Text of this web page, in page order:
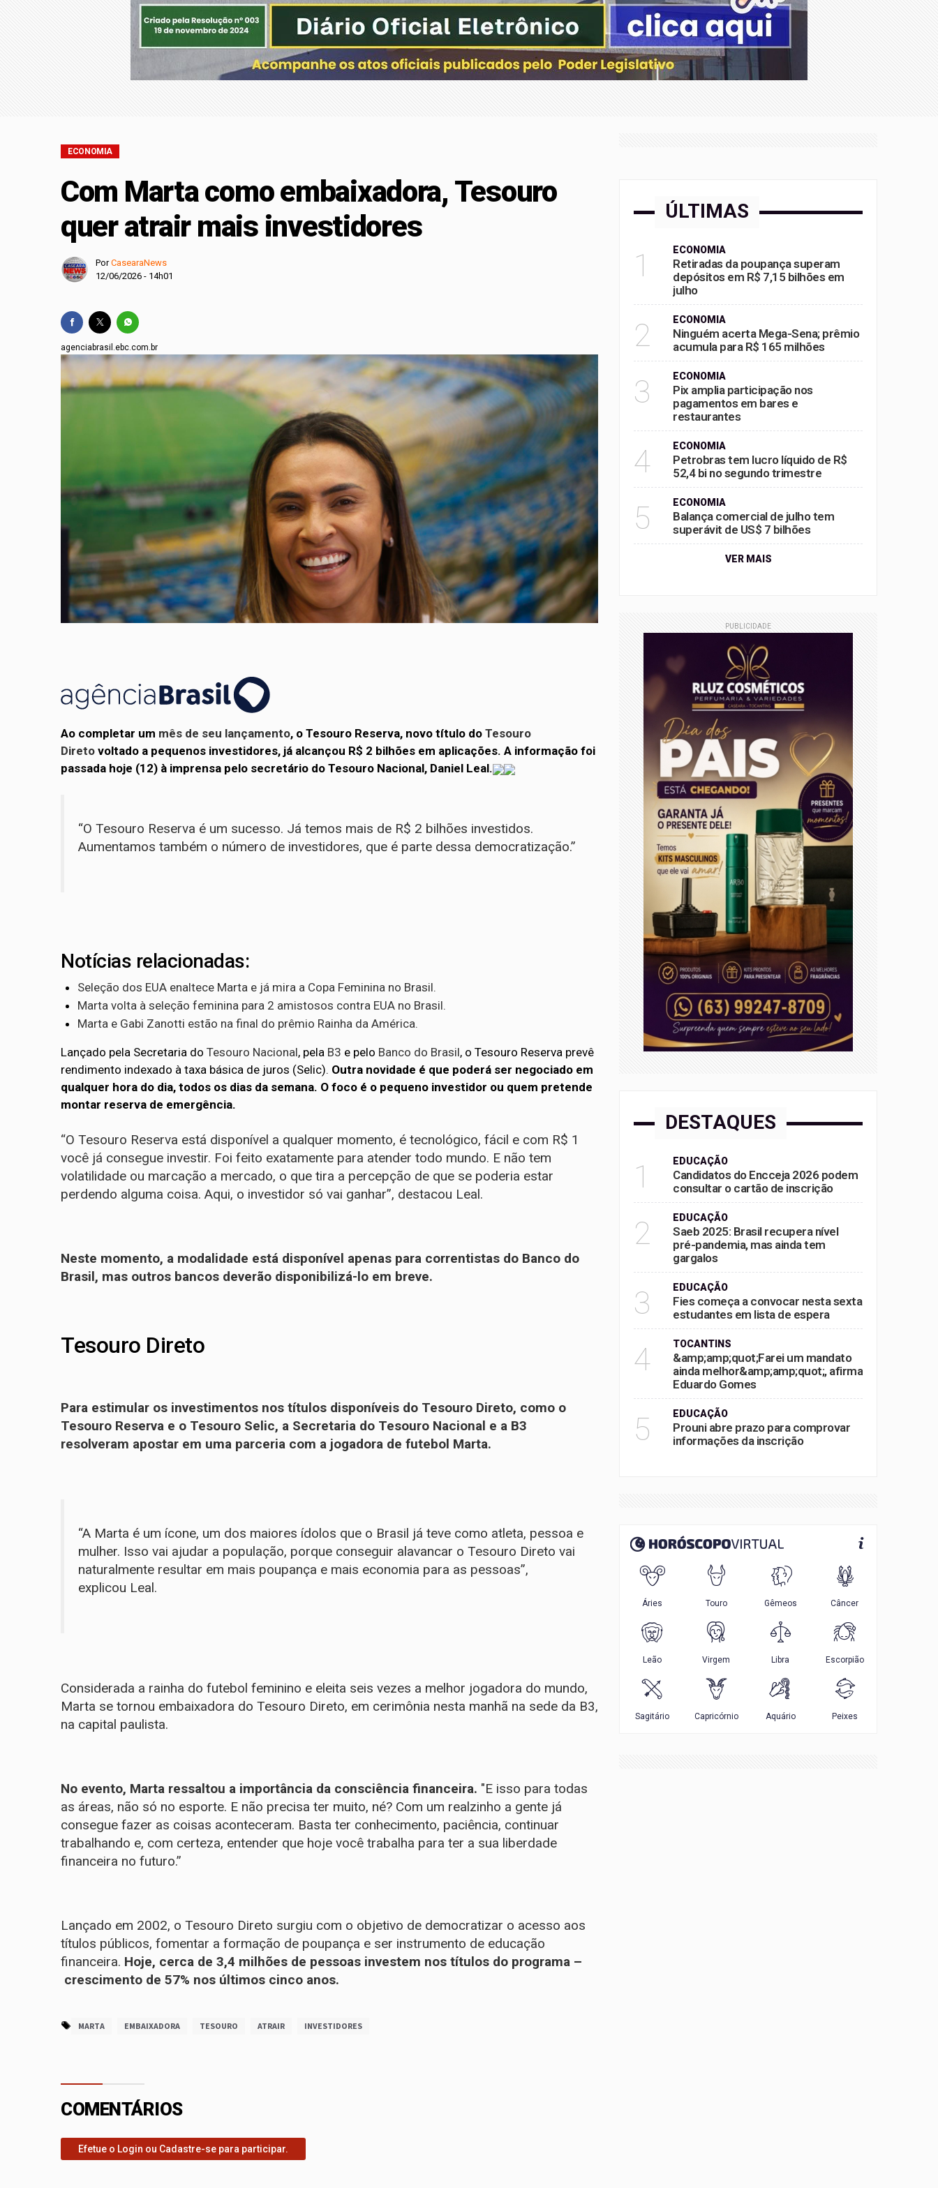
Entenda o que muda com a nova Lei do Frete
Retiradas da poupança superam depósitos em R$ 7,15 bilhões em julho
Ninguém acerta Mega-Sena; prêmio acumula para R$ 165 milhões
ECONOMIA
Com Marta como embaixadora, Tesouro
quer atrair mais investidores
PorCasearaNews
12/06/2026 - 14h01
agenciabrasil.ebc.com.br
Ao completar um mês de seu lançamento, o Tesouro Reserva, novo título do Tesouro
Direto voltado a pequenos investidores, já alcançou R$ 2 bilhões em aplicações. A informação foi
passada hoje (12) à imprensa pelo secretário do Tesouro Nacional, Daniel Leal.
“O Tesouro Reserva é um sucesso. Já temos mais de R$ 2 bilhões investidos.
Aumentamos também o número de investidores, que é parte dessa democratização.”
Notícias relacionadas:
Seleção dos EUA enaltece Marta e já mira a Copa Feminina no Brasil.
Marta volta à seleção feminina para 2 amistosos contra EUA no Brasil.
Marta e Gabi Zanotti estão na final do prêmio Rainha da América.
Lançado pela Secretaria do Tesouro Nacional, pela B3 e pelo Banco do Brasil, o Tesouro Reserva prevê
rendimento indexado à taxa básica de juros (Selic). Outra novidade é que poderá ser negociado em
qualquer hora do dia, todos os dias da semana. O foco é o pequeno investidor ou quem pretende
montar reserva de emergência.
“O Tesouro Reserva está disponível a qualquer momento, é tecnológico, fácil e com R$ 1
você já consegue investir. Foi feito exatamente para atender todo mundo. E não tem
volatilidade ou marcação a mercado, o que tira a percepção de que se poderia estar
perdendo alguma coisa. Aqui, o investidor só vai ganhar”, destacou Leal.
Neste momento, a modalidade está disponível apenas para correntistas do Banco do
Brasil, mas outros bancos deverão disponibilizá-lo em breve.
Tesouro Direto
Para estimular os investimentos nos títulos disponíveis do Tesouro Direto, como o
Tesouro Reserva e o Tesouro Selic, a Secretaria do Tesouro Nacional e a B3
resolveram apostar em uma parceria com a jogadora de futebol Marta.
“A Marta é um ícone, um dos maiores ídolos que o Brasil já teve como atleta, pessoa e
mulher. Isso vai ajudar a população, porque conseguir alavancar o Tesouro Direto vai
naturalmente resultar em mais poupança e mais economia para as pessoas”,
explicou Leal.
Considerada a rainha do futebol feminino e eleita seis vezes a melhor jogadora do mundo,
Marta se tornou embaixadora do Tesouro Direto, em cerimônia nesta manhã na sede da B3,
na capital paulista.
No evento, Marta ressaltou a importância da consciência financeira. "E isso para todas
as áreas, não só no esporte. E não precisa ter muito, né? Com um realzinho a gente já
consegue fazer as coisas aconteceram. Basta ter conhecimento, paciência, continuar
trabalhando e, com certeza, entender que hoje você trabalha para ter a sua liberdade
financeira no futuro.”
Lançado em 2002, o Tesouro Direto surgiu com o objetivo de democratizar o acesso aos
títulos públicos, fomentar a formação de poupança e ser instrumento de educação
financeira. Hoje, cerca de 3,4 milhões de pessoas investem nos títulos do programa –
crescimento de 57% nos últimos cinco anos.
MARTA EMBAIXADORA TESOURO ATRAIR INVESTIDORES
COMENTÁRIOS
Efetue o Login ou Cadastre-se para participar.
ÚLTIMAS
1 ECONOMIA
Retiradas da poupança superam
depósitos em R$ 7,15 bilhões em
julho
2 ECONOMIA
Ninguém acerta Mega-Sena; prêmio
acumula para R$ 165 milhões
3 ECONOMIA
Pix amplia participação nos
pagamentos em bares e
restaurantes
4 ECONOMIA
Petrobras tem lucro líquido de R$
52,4 bi no segundo trimestre
5 ECONOMIA
Balança comercial de julho tem
superávit de US$ 7 bilhões
VER MAIS
PUBLICIDADE
DESTAQUES
1 EDUCAÇÃO
Candidatos do Encceja 2026 podem
consultar o cartão de inscrição
2 EDUCAÇÃO
Saeb 2025: Brasil recupera nível
pré-pandemia, mas ainda tem
gargalos
3 EDUCAÇÃO
Fies começa a convocar nesta sexta
estudantes em lista de espera
4 TOCANTINS
&amp;amp;quot;Farei um mandato
ainda melhor&amp;amp;quot;, afirma
Eduardo Gomes
5 EDUCAÇÃO
Prouni abre prazo para comprovar
informações da inscrição